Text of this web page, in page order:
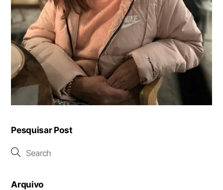
Pesquisar Post
Arquivo